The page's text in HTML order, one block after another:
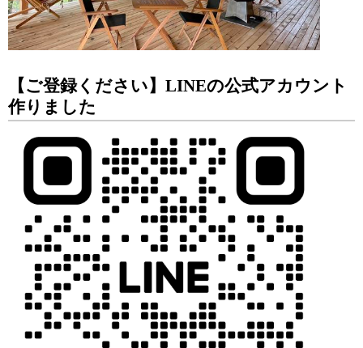
【ご登録ください】LINEの公式アカウント
作りました